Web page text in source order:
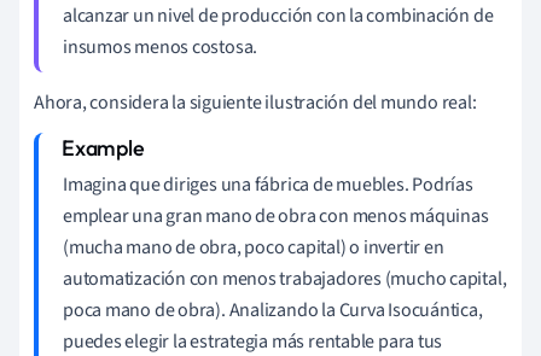
alcanzar un nivel de producción con la combinación de
insumos menos costosa.
Ahora, considera la siguiente ilustración del mundo real:
Imagina que diriges una fábrica de muebles. Podrías
emplear una gran mano de obra con menos máquinas
(mucha mano de obra, poco capital) o invertir en
automatización con menos trabajadores (mucho capital,
poca mano de obra). Analizando la Curva Isocuántica,
puedes elegir la estrategia más rentable para tus